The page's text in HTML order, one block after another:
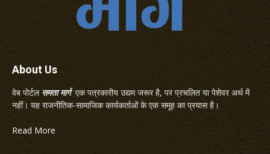
About Us
वेब पोर्टल समता मार्गएक पत्रकारीय उद्यम जरूर है, पर प्रचलित या पेशेवर अर्थ में
नहीं। यह राजनीतिक-सामाजिक कार्यकर्ताओं के एक समूह का प्रयास है।
Read More